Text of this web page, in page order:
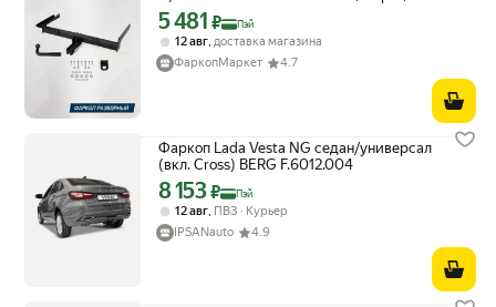
1100/75 кг, F.6013.008
Цена с картой Яндекс Пэй 5481 ₽ вместо
5 481 ₽ Пэй
12 авг, доставка магазина
ФаркопМаркет
4.7
Фаркоп Lada Vesta NG седан/универсал
(вкл. Cross) BERG F.6012.004
Цена с картой Яндекс Пэй 8153 ₽ вместо
8 153₽ Пэй
12 авг ПВЗ
Курьер
IPSANauto
4.9